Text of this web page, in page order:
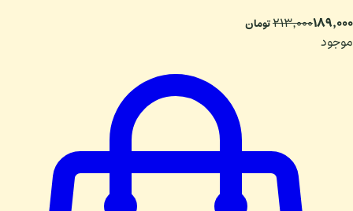
۲۱۳٬۰۰۰۱۸۹٬۰۰۰ تومان
موجود